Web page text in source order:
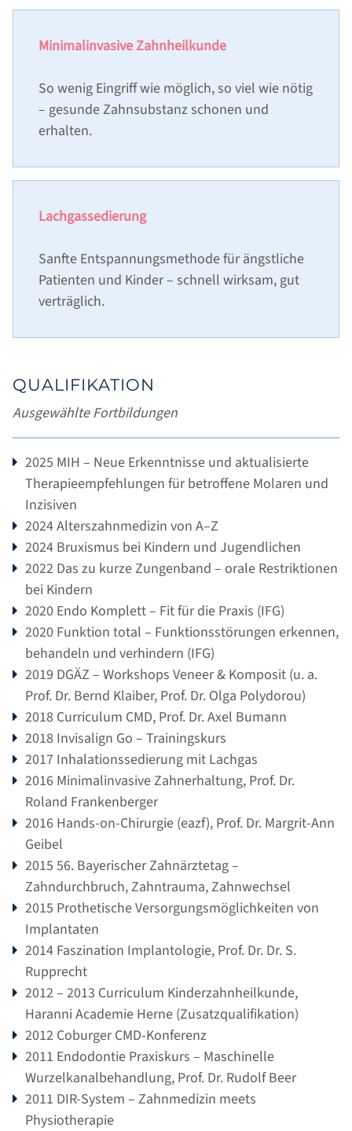
LEISTUNGEN
ZAHNIMPLANTATE
ZAHNIMPLANTAT-NACHSORGE
ZAHNERSATZ
PARODONTITISBEHANDLUNG
WURZELBEHANDLUNG
ZAHNERHALT
FUNKTIONSDIAGNOSTIK
KIEFERORTHOPÄDIE FÜR ERWACHSENE
AUSBILDUNG & KARRIERE
KONTAKT
Minimalinvasive Zahnheilkunde
So wenig Eingriff wie möglich, so viel wie nötig
– gesunde Zahnsubstanz schonen und
erhalten.
Lachgassedierung
Sanfte Entspannungsmethode für ängstliche
Patienten und Kinder – schnell wirksam, gut
verträglich.
QUALIFIKATION
Ausgewählte Fortbildungen
2025 MIH – Neue Erkenntnisse und aktualisierte
Therapieempfehlungen für betroffene Molaren und
Inzisiven
2024 Alterszahnmedizin von A–Z
2024 Bruxismus bei Kindern und Jugendlichen
2022 Das zu kurze Zungenband – orale Restriktionen
bei Kindern
2020 Endo Komplett – Fit für die Praxis (IFG)
2020 Funktion total – Funktionsstörungen erkennen,
behandeln und verhindern (IFG)
2019 DGÄZ – Workshops Veneer & Komposit (u. a.
Prof. Dr. Bernd Klaiber, Prof. Dr. Olga Polydorou)
2018 Curriculum CMD, Prof. Dr. Axel Bumann
2018 Invisalign Go – Trainingskurs
2017 Inhalationssedierung mit Lachgas
2016 Minimalinvasive Zahnerhaltung, Prof. Dr.
Roland Frankenberger
2016 Hands-on-Chirurgie (eazf), Prof. Dr. Margrit-Ann
Geibel
2015 56. Bayerischer Zahnärztetag –
Zahndurchbruch, Zahntrauma, Zahnwechsel
2015 Prothetische Versorgungsmöglichkeiten von
Implantaten
2014 Faszination Implantologie, Prof. Dr. Dr. S.
Rupprecht
2012 – 2013 Curriculum Kinderzahnheilkunde,
Haranni Academie Herne (Zusatzqualifikation)
2012 Coburger CMD-Konferenz
2011 Endodontie Praxiskurs – Maschinelle
Wurzelkanalbehandlung, Prof. Dr. Rudolf Beer
2011 DIR-System – Zahnmedizin meets
Physiotherapie